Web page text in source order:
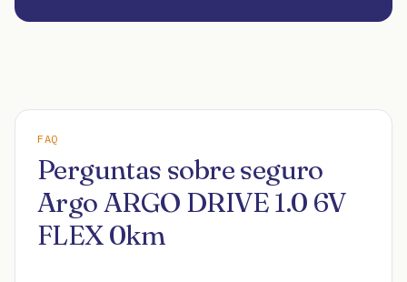
FAQ
Perguntas sobre seguro
Argo ARGO DRIVE 1.0 6V
FLEX 0km